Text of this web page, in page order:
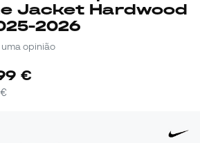
Jacket Hardwood
2026
opinião
€